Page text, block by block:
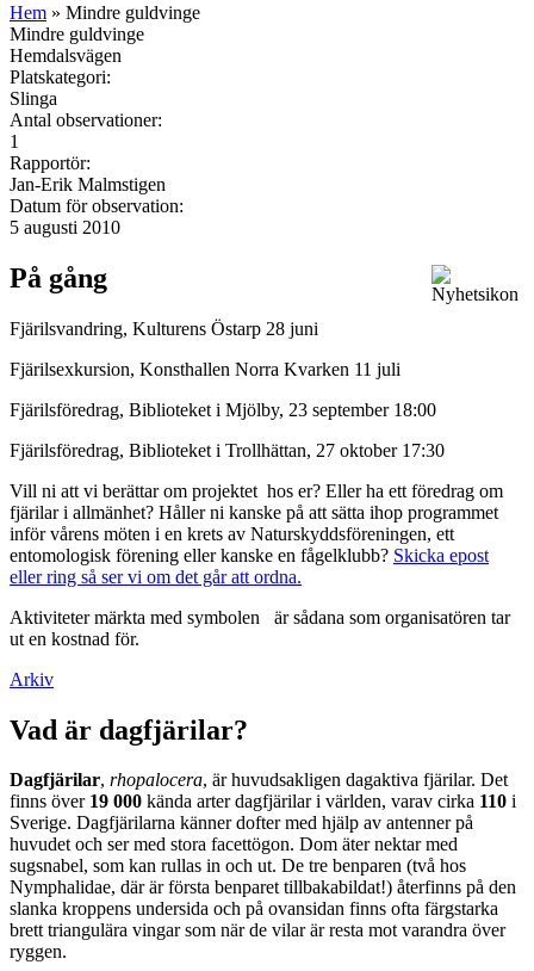
Hem » Mindre guldvinge
Mindre guldvinge
Hemdalsvägen
Platskategori:
Slinga
Antal observationer:
1
Rapportör:
Jan-Erik Malmstigen
Datum för observation:
5 augusti 2010
På gång
Fjärilsvandring, Kulturens Östarp 28 juni
Fjärilsexkursion, Konsthallen Norra Kvarken 11 juli
Fjärilsföredrag, Biblioteket i Mjölby, 23 september 18:00
Fjärilsföredrag, Biblioteket i Trollhättan, 27 oktober 17:30
Vill ni att vi berättar om projektet hos er? Eller ha ett föredrag om
fjärilar i allmänhet? Håller ni kanske på att sätta ihop programmet
inför vårens möten i en krets av Naturskyddsföreningen, ett
entomologisk förening eller kanske en fågelklubb? Skicka epost
eller ring så ser vi om det går att ordna.
Aktiviteter märkta med symbolen
är sådana som organisatören tar
ut en kostnad för.
Arkiv
Vad är dagfjärilar?
Dagfjärilar, rhopalocera, är huvudsakligen dagaktiva fjärilar. Det
finns över 19 000 kända arter dagfjärilar i världen, varav cirka 110 i
Sverige. Dagfjärilarna känner dofter med hjälp av antenner på
huvudet och ser med stora facettögon. Dom äter nektar med
sugsnabel, som kan rullas in och ut. De tre benparen (två hos
Nymphalidae, där är första benparet tillbakabildat!) återfinns på den
slanka kroppens undersida och på ovansidan finns ofta färgstarka
brett triangulära vingar som när de vilar är resta mot varandra över
ryggen.